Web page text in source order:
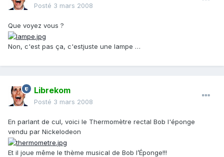
Posté 3 mars 2008
Que voyez vous ?
Non, c'est pas ça, c'estjuste une lampe …
Librekom
Posté 3 mars 2008
En parlant de cul, voici le Thermomètre rectal Bob l'éponge
vendu par Nickelodeon
Et il joue même le thème musical de Bob l’Éponge!!!